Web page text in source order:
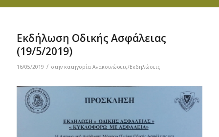
Εκδήλωση Οδικής Ασφάλειας
(19/5/2019)
16/05/2019 / στην κατηγορία Ανακοινώσεις/Εκδηλώσεις